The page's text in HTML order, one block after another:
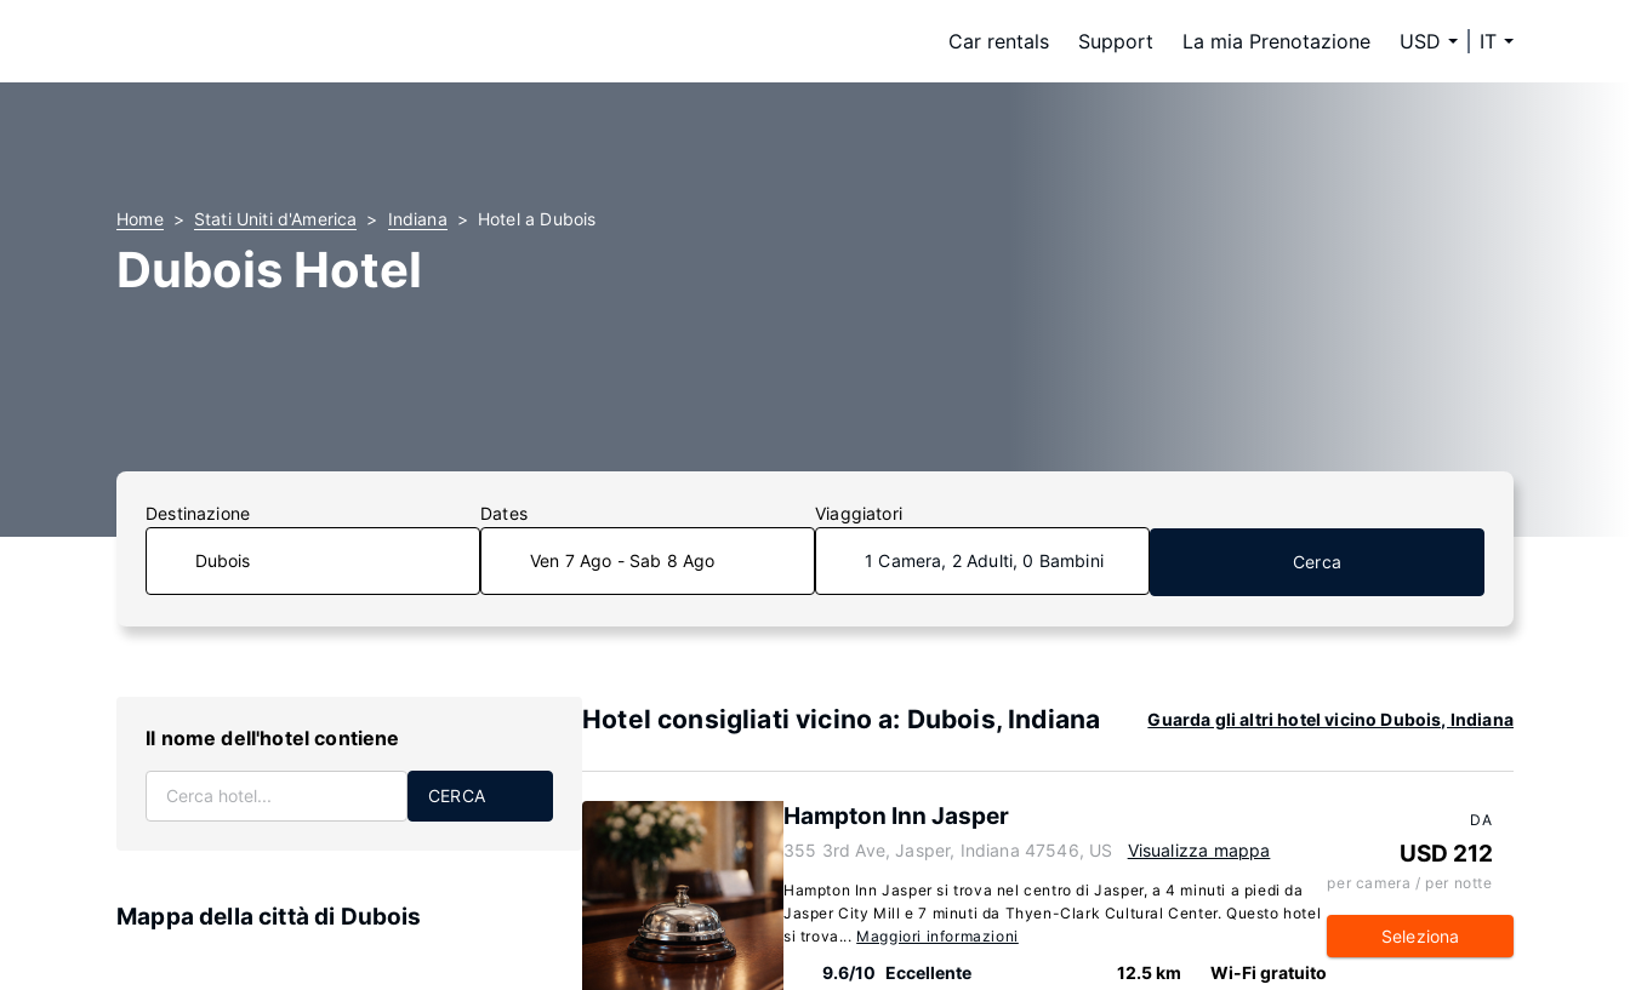
Car rentals Support La mia Prenotazione USD IT
Home Stati Uniti d'America Indiana Hotel a Dubois
Dubois Hotel
Destinazione Dates
Ven 7 Ago - Sab 8 Ago
Viaggiatori
1 Camera, 2 Adulti, 0 Bambini Cerca
Il nome dell'hotel contiene
CERCA
Mappa della città di Dubois
Hotel consigliati vicino a: Dubois, Indiana Guarda gli altri hotel vicino Dubois, Indiana
Hampton Inn Jasper
355 3rd Ave, Jasper, Indiana 47546, US Visualizza mappa
Hampton Inn Jasper si trova nel centro di Jasper, a 4 minuti a piedi da
Jasper City Mill e 7 minuti da Thyen-Clark Cultural Center. Questo hotel
si trova... Maggiori informazioni
9.6/10 Eccellente
12.5 km Wi-Fi gratuito
DA
USD 212
per camera / per notte
Seleziona